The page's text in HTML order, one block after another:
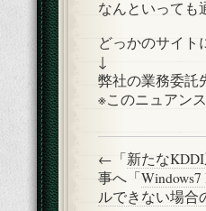
なんといっても
どっかのサイト
↓
弊社の業務委託
※このニュアン
←「新たな
事へ「
ルできない場合